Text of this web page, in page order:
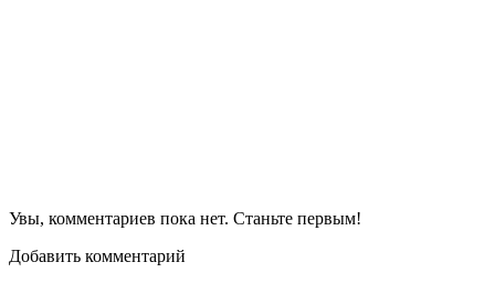
Увы, комментариев пока нет. Станьте первым!
Добавить комментарий